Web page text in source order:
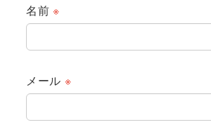
名前※
メール ※